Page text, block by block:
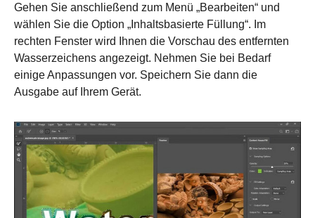
Schritt 2.
Gehen Sie anschließend zum Menü „Bearbeiten“ und
wählen Sie die Option „Inhaltsbasierte Füllung“. Im
rechten Fenster wird Ihnen die Vorschau des entfernten
Wasserzeichens angezeigt. Nehmen Sie bei Bedarf
einige Anpassungen vor. Speichern Sie dann die
Ausgabe auf Ihrem Gerät.